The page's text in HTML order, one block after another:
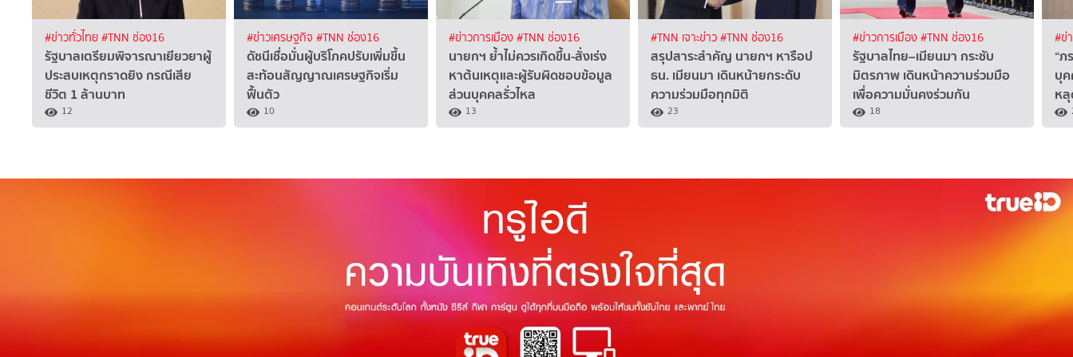
#ข่าวทั่วไทย#TNN ช่อง16
รัฐบาลเตรียมพิจารณาเยียวยาผู้
ประสบเหตุกราดยิง กรณีเสีย
ชีวิต 1 ล้านบาท
12
#ข่าวเศรษฐกิจ #TNN ช่อง16
ดัชนีเชื่อมั่นผู้บริโภคปรับเพิ่มขึ้น
สะท้อนสัญญาณเศรษฐกิจเริ่ม
ฟื้นตัว
10
#ข่าวการเมือง#TNN ช่อง16
นายกฯ ย้ำไม่ควรเกิดขึ้น-สั่งเร่ง
หาต้นเหตุและผู้รับผิดชอบข้อมูล
ส่วนบุคคลรั่วไหล
13
#TNN เจาะข่าว#TNN ช่อง16
สรุปสาระสำคัญ นายกฯ หารือป
ธน. เมียนมา เดินหน้ายกระดับ
ความร่วมมือทุกมิติ
23
#ข่าวการเมือง#TNN ช่อง16
รัฐบาลไทย–เมียนมา กระชับ
มิตรภาพ เดินหน้าความร่วมมือ
เพื่อความมั่นคงร่วมกัน
18
#ข่
“
บุ
หลุ